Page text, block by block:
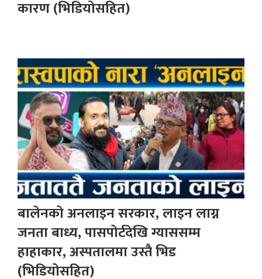
कारण (भिडियोसहित)
बालेनको अनलाइन सरकार, लाइन लाग्न
जनता बाध्य, पासपोर्टदेखि ग्याससम्म
हाहाकार, अस्पतालमा उस्तै भिड
(भिडियोसहित)